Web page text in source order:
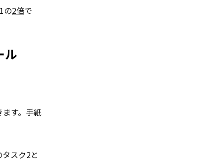
の2倍で
ル
す。手紙
スク2と